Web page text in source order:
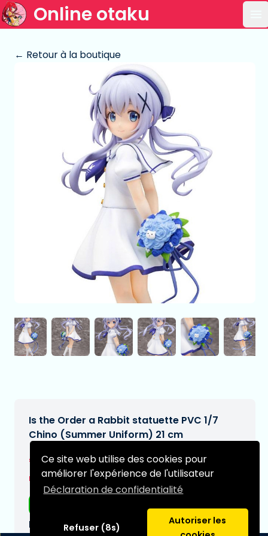
Ce site web utilise des cookies pour
améliorer l'expérience de l'utilisateur
Déclaration de confidentialité
Refuser (8s)
Autoriser les
Online otaku
← Retour à la boutique
Is the Order a Rabbit statuette PVC 1/7
Chino (Summer Uniform) 21 cm
€146,38€182,97[Sous réserve de
modifications]
Date de livraison prévue: